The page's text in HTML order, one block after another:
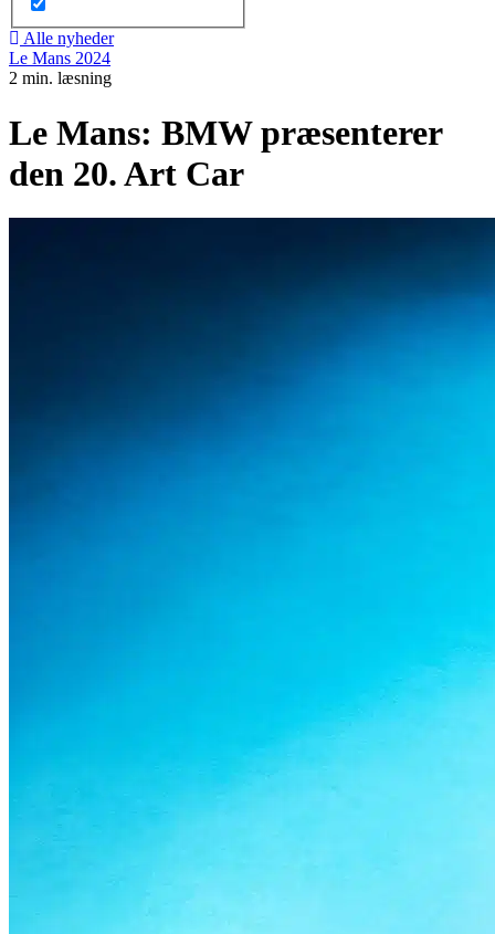
Alle nyheder
Le Mans 2024
2 min. læsning
Le Mans: BMW præsenterer
den 20. Art Car